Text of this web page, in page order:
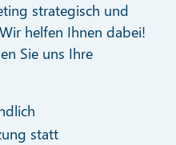
strategisch und
helfen Ihnen dabei!
Sie uns Ihre
statt